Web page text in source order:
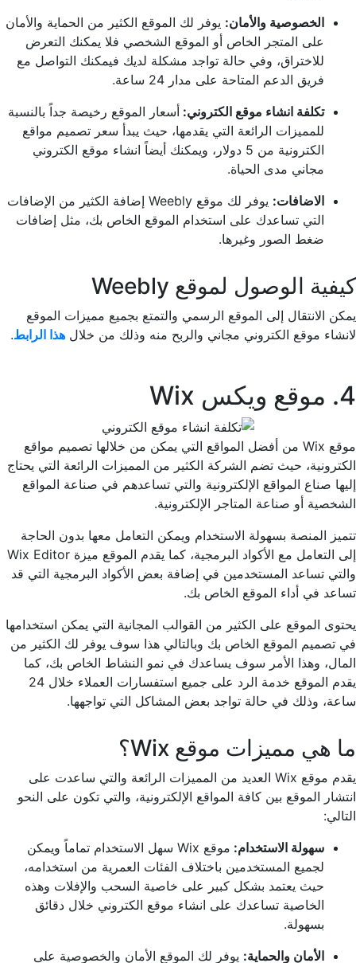
الخصوصية والأمان: يوفر لك الموقع الكثير من الحماية والأمان
على المتجر الخاص أو الموقع الشخصي فلا يمكنك التعرض
للاختراق، وفي حالة تواجد مشكلة لديك فيمكنك التواصل مع
فريق الدعم المتاحة على مدار 24 ساعة.
تكلفة انشاء موقع الكتروني: أسعار الموقع رخيصة جداً بالنسبة
للمميزات الرائعة التي يقدمها، حيث يبدأ سعر تصميم مواقع
الكترونية من 5 دولار، ويمكنك أيضاً انشاء موقع الكتروني
مجاني مدى الحياة.
الاضافات:
يوفر لك موقع Weebly إضافة الكثير من الإضافات
التي تساعدك على استخدام الموقع الخاص بك، مثل إضافات
ضغط الصور وغيرها.
كيفية الوصول لموقع Weebly
يمكن الانتقال إلى الموقع الرسمي والتمتع بجميع مميزات الموقع
لانشاء موقع الكتروني مجاني والربح منه وذلك من خلال هذا الرابط.
4. موقع ويكس Wix
موقع Wix من أفضل المواقع التي يمكن من خلالها تصميم مواقع
الكترونية، حيث تضم الشركة الكثير من المميزات الرائعة التي يحتاج
إليها صناع المواقع الإلكترونية والتي تساعدهم في صناعة المواقع
الشخصية أو صناعة المتاجر الإلكترونية.
تتميز المنصة بسهولة الاستخدام ويمكن التعامل معها بدون الحاجة
إلى التعامل مع الأكواد البرمجية، كما يقدم الموقع ميزة Wix Editor
والتي تساعد المستخدمين في إضافة بعض الأكواد البرمجية التي قد
تساعد في أداء الموقع الخاص بك.
يحتوى الموقع على الكثير من القوالب المجانية التي يمكن استخدامها
في تصميم الموقع الخاص بك وبالتالي هذا سوف يوفر لك الكثير من
المال، وهذا الأمر سوف يساعدك في نمو النشاط الخاص بك، كما
يقدم الموقع خدمة الرد على جميع استفسارات العملاء خلال 24
ساعة، وذلك في حالة تواجد بعض المشاكل التي تواجهها.
ما هي مميزات موقع Wix؟
يقدم موقع Wix العديد من المميزات الرائعة والتي ساعدت على
انتشار الموقع بين كافة المواقع الإلكترونية، والتي تكون على النحو
التالي:
سهولة الاستخدام:
موقع Wix سهل الاستخدام تماماً ويمكن
لجميع المستخدمين باختلاف الفئات العمرية من استخدامه،
حيث يعتمد بشكل كبير على خاصية السحب والإفلات وهذه
الخاصية تساعدك على انشاء موقع الكتروني خلال دقائق
بسهولة.
الأمان والحماية: يوفر لك الموقع الأمان والخصوصية على